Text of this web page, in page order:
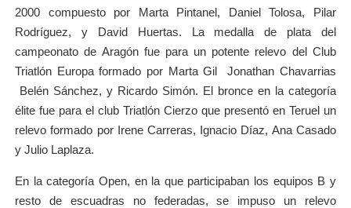
2000 compuesto por Marta Pintanel, Daniel Tolosa, Pilar
Rodríguez, y David Huertas. La medalla de plata del
campeonato de Aragón fue para un potente relevo del Club
Triatlón Europa formado por Marta Gil Jonathan Chavarrias
Belén Sánchez, y Ricardo Simón. El bronce en la categoría
élite fue para el club Triatlón Cierzo que presentó en Teruel un
relevo formado por Irene Carreras, Ignacio Díaz, Ana Casado
y Julio Laplaza.
En la categoría Open, en la que participaban los equipos B y
resto de escuadras no federadas, se impuso un relevo